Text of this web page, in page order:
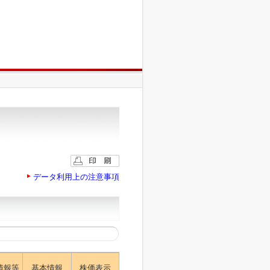
データ利用上の注意事項
報等 基本情報 株価表示